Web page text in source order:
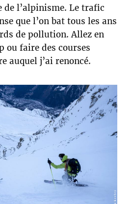
de l’alpinisme. Le trafic
que l’on bat tous les ans
de pollution. Allez en
ou faire des courses
auquel j’ai renoncé.